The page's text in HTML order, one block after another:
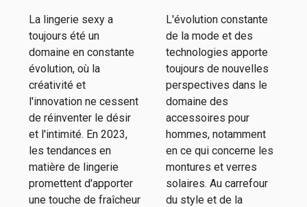
lingerie sexy :
Styles et
nouveautés
La lingerie sexy a
toujours été un
domaine en constante
évolution, où la
créativité et
l'innovation ne cessent
de réinventer le désir
et l'intimité. En 2023,
les tendances en
matière de lingerie
promettent d'apporter
une touche de fraîcheur
montures et
verres
solaires pour
hommes
L'évolution constante
de la mode et des
technologies apporte
toujours de nouvelles
perspectives dans le
domaine des
accessoires pour
hommes, notamment
en ce qui concerne les
montures et verres
solaires. Au carrefour
du style et de la